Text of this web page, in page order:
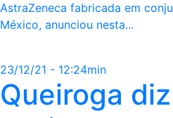
AstraZeneca fabricada em
México, anunciou nesta...
23/12/21 - 12:24min
Queiroga